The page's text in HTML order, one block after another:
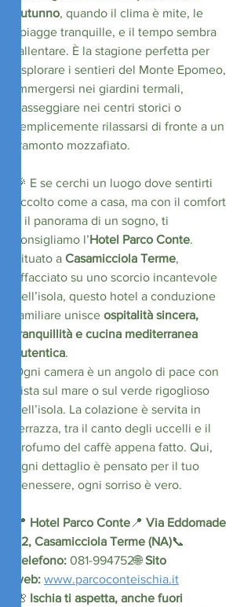
autunno, quando il clima è mite, le
spiagge tranquille, e il tempo sembra
rallentare. È la stagione perfetta per
esplorare i sentieri del Monte Epomeo,
immergersi nei giardini termali,
passeggiare nei centri storici o
semplicemente rilassarsi di fronte a un
tramonto mozzafiato.
🎉 E se cerchi un luogo dove sentirti
accolto come a casa, ma con il comfort
e il panorama di un sogno, ti
consigliamo l’Hotel Parco Conte.
Situato a Casamicciola Terme,
affacciato su uno scorcio incantevole
dell’isola, questo hotel a conduzione
familiare unisce ospitalità sincera,
tranquillità e cucina mediterranea
autentica.
Ogni camera è un angolo di pace con
vista sul mare o sul verde rigoglioso
dell’isola. La colazione è servita in
terrazza, tra il canto degli uccelli e il
profumo del caffè appena fatto. Qui,
ogni dettaglio è pensato per il tuo
benessere, ogni sorriso è vero.
📍 Hotel Parco Conte 📍 Via Eddomade
42, Casamicciola Terme (NA)📞
Telefono: 081-994752🌐 Sito
web: www.parcoconteischia.it
🌺 Ischia ti aspetta, anche fuori